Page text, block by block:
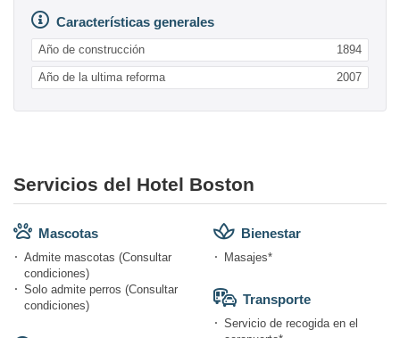
Características generales
Año de construcción 1894
Año de la ultima reforma 2007
Servicios del Hotel Boston
Mascotas
Admite mascotas (Consultar
condiciones)
Solo admite perros (Consultar
condiciones)
Bienestar
Masajes*
Transporte
Servicio de recogida en el